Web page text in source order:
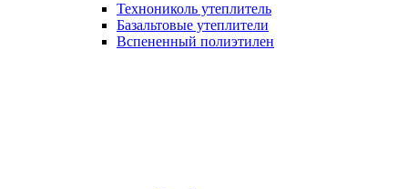
Технониколь утеплитель
Базальтовые утеплители
Вспененный полиэтилен